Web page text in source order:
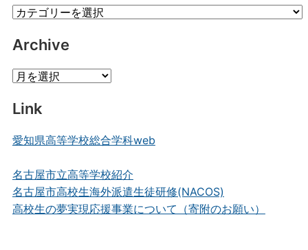
Category
Archive
Archive
Link
愛知県高等学校総合学科web
名古屋市立高等学校紹介
名古屋市高校生海外派遣生徒研修(NACOS)
高校生の夢実現応援事業について（寄附のお願い）